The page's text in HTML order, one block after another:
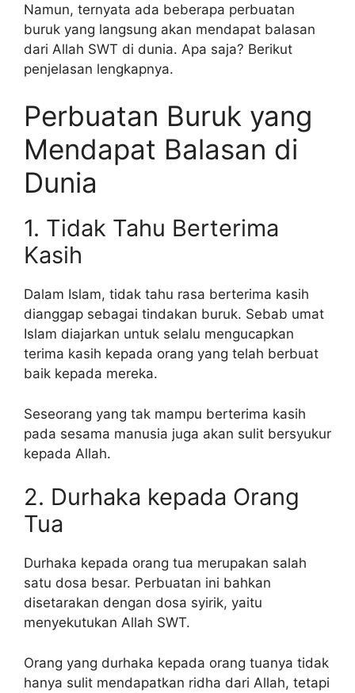
Namun, ternyata ada beberapa perbuatan
buruk yang langsung akan mendapat balasan
dari Allah SWT di dunia. Apa saja? Berikut
penjelasan lengkapnya.
Perbuatan Buruk yang
Mendapat Balasan di
Dunia
1. Tidak Tahu Berterima
Kasih
Dalam Islam, tidak tahu rasa berterima kasih
dianggap sebagai tindakan buruk. Sebab umat
Islam diajarkan untuk selalu mengucapkan
terima kasih kepada orang yang telah berbuat
baik kepada mereka.
Seseorang yang tak mampu berterima kasih
pada sesama manusia juga akan sulit bersyukur
kepada Allah.
2. Durhaka kepada Orang
Tua
Durhaka kepada orang tua merupakan salah
satu dosa besar. Perbuatan ini bahkan
disetarakan dengan dosa syirik, yaitu
menyekutukan Allah SWT.
Orang yang durhaka kepada orang tuanya tidak
hanya sulit mendapatkan ridha dari Allah, tetapi